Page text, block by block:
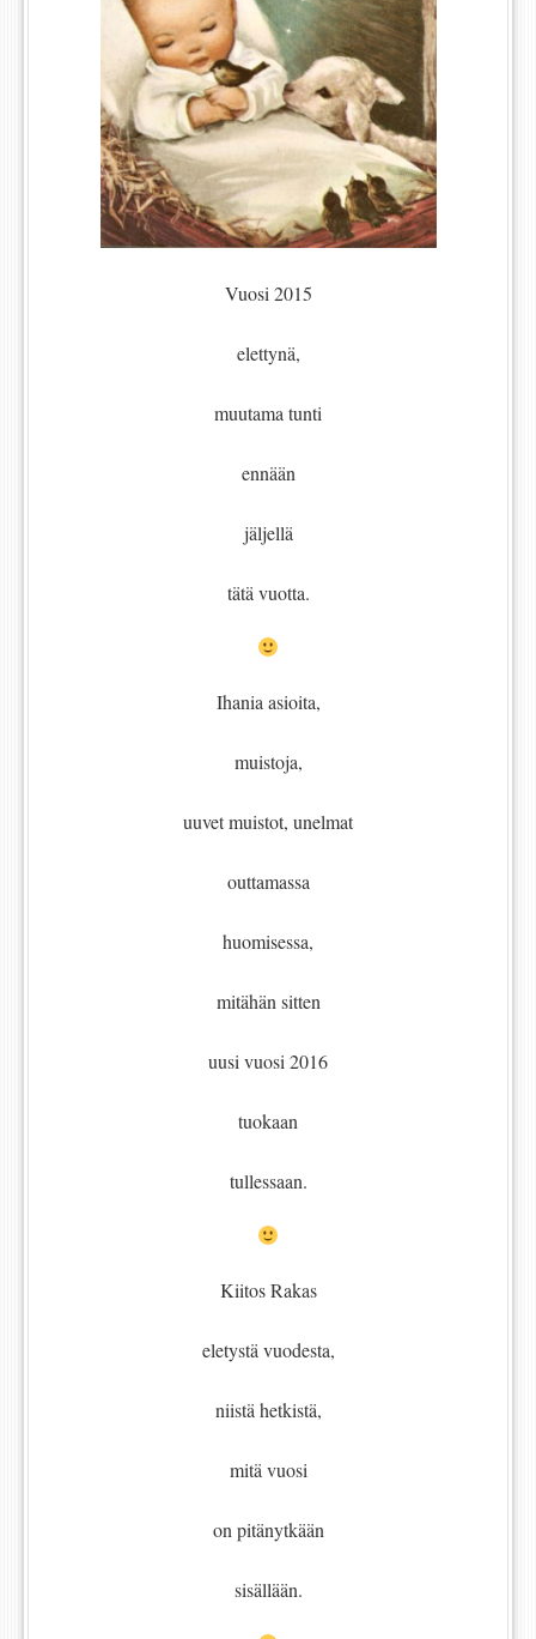
Vuosi 2015
elettynä,
muutama tunti
ennään
jäljellä
tätä vuotta.
Ihania asioita,
muistoja,
uuvet muistot, unelmat
outtamassa
huomisessa,
mitähän sitten
uusi vuosi 2016
tuokaan
tullessaan.
Kiitos Rakas
eletystä vuodesta,
niistä hetkistä,
mitä vuosi
on pitänytkään
sisällään.